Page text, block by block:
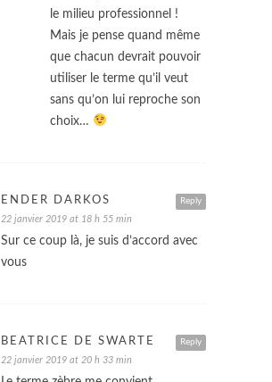
le milieu professionnel !
Mais je pense quand même
que chacun devrait pouvoir
utiliser le terme qu’il veut
sans qu’on lui reproche son
choix…
Reply
ENDER DARKOS
22 janvier 2019 at 18 h 55 min
Sur ce coup là, je suis d’accord avec
vous
Reply
BEATRICE DE SWARTE
22 janvier 2019 at 20 h 33 min